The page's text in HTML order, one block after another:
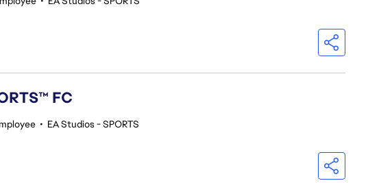
FC
• EA Studios - SPORTS